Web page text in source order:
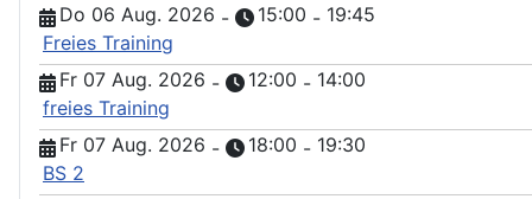
Do 06 Aug. 2026 - 15:00 - 19:45
Freies Training
Fr 07 Aug. 2026 - 12:00 - 14:00
freies Training
Fr 07 Aug. 2026 - 18:00 - 19:30
BS 2